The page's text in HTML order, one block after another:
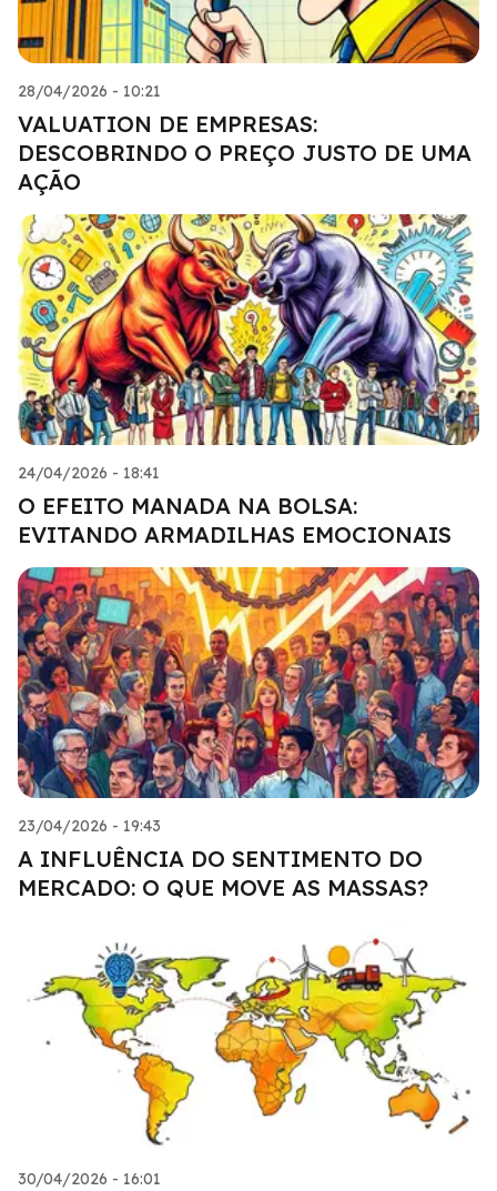
28/04/2026 - 10:21
VALUATION DE EMPRESAS:
DESCOBRINDO O PREÇO JUSTO DE UMA
AÇÃO
24/04/2026 - 18:41
O EFEITO MANADA NA BOLSA:
EVITANDO ARMADILHAS EMOCIONAIS
23/04/2026 - 19:43
A INFLUÊNCIA DO SENTIMENTO DO
MERCADO: O QUE MOVE AS MASSAS?
30/04/2026 - 16:01